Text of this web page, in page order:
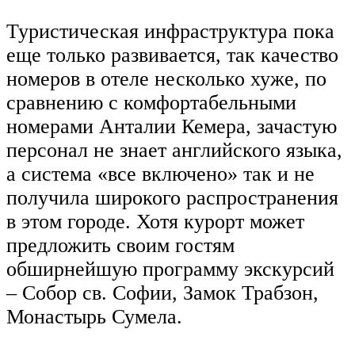
Туристическая инфраструктура пока
еще только развивается, так качество
номеров в отеле несколько хуже, по
сравнению с комфортабельными
номерами Анталии Кемера, зачастую
персонал не знает английского языка,
а система «все включено» так и не
получила широкого распространения
в этом городе. Хотя курорт может
предложить своим гостям
обширнейшую программу экскурсий
– Собор св. Софии, Замок Трабзон,
Монастырь Сумела.